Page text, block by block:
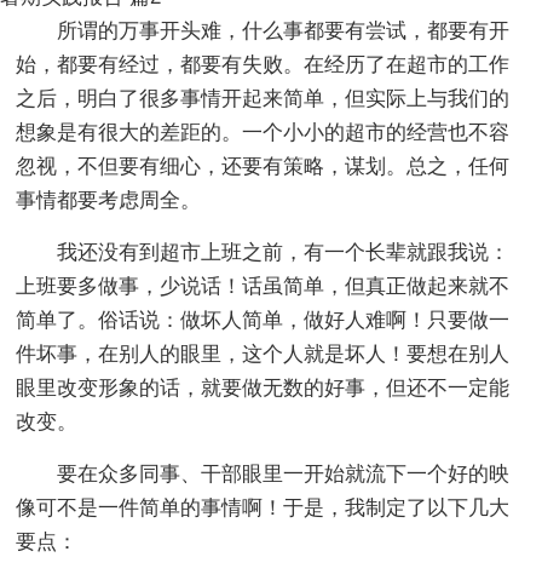
所谓的万事开头难，什么事都要有尝试，都要有开
始，都要有经过，都要有失败。在经历了在超市的工作
之后，明白了很多事情开起来简单，但实际上与我们的
想象是有很大的差距的。一个小小的超市的经营也不容
忽视，不但要有细心，还要有策略，谋划。总之，任何
事情都要考虑周全。
我还没有到超市上班之前，有一个长辈就跟我说：
上班要多做事，少说话！话虽简单，但真正做起来就不
简单了。俗话说：做坏人简单，做好人难啊！只要做一
件坏事，在别人的眼里，这个人就是坏人！要想在别人
眼里改变形象的话，就要做无数的好事，但还不一定能
改变。
要在众多同事、干部眼里一开始就流下一个好的映
像可不是一件简单的事情啊！于是，我制定了以下几大
要点：